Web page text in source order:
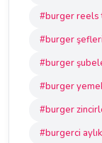
#burger reels
#burger
#burger
#burger
#burger
#burgerci